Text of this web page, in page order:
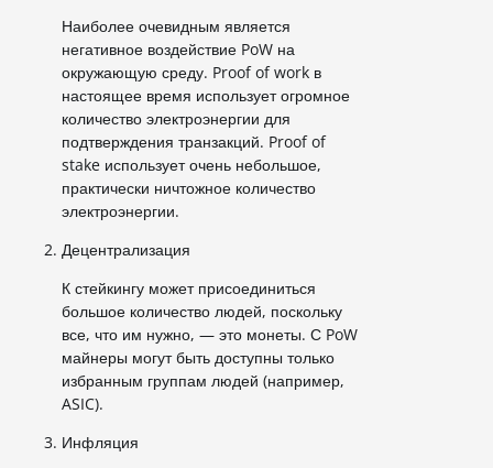
Наиболее очевидным является
негативное воздействие PoW на
окружающую среду. Proof of work в
настоящее время использует огромное
количество электроэнергии для
подтверждения транзакций. Proof of
stake использует очень небольшое,
практически ничтожное количество
электроэнергии.
Децентрализация
К стейкингу может присоединиться
большое количество людей, поскольку
все, что им нужно, — это монеты. С PoW
майнеры могут быть доступны только
избранным группам людей (например,
ASIC).
Инфляция